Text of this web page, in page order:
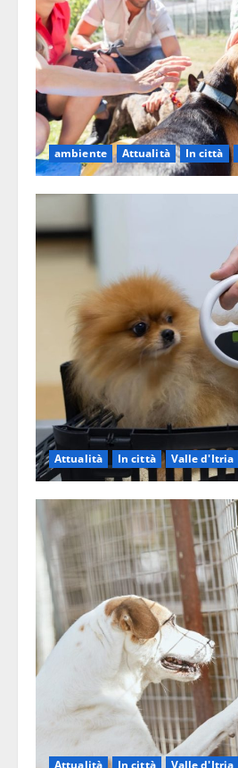
ambiente Attualità In città
Attualità In città Valle d'Itria